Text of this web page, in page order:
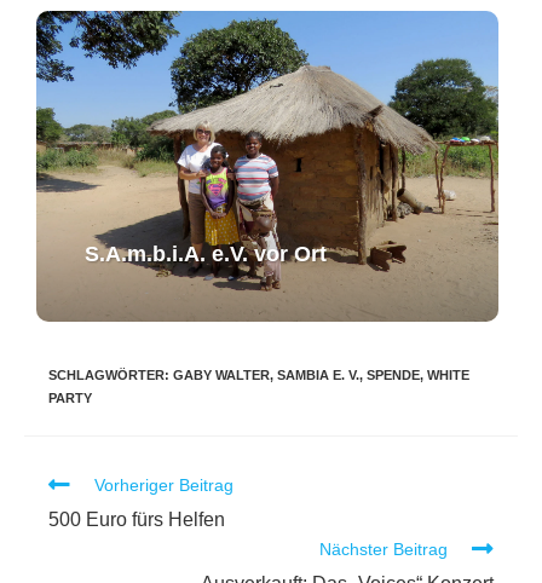
S.A.m.b.i.A. e.V. ​vor Ort​​
SCHLAGWÖRTER: GABY WALTER, SAMBIA E. V., SPENDE, WHITE
PARTY
Vorheriger Beitrag
500 Euro fürs Helfen
Nächster Beitrag